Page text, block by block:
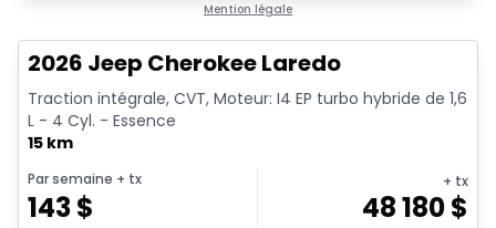
Mention légale
2026 Jeep Cherokee Laredo
Traction intégrale, CVT, Moteur: I4 EP turbo hybride de 1,6
L - 4 Cyl. - Essence
15 km
Par semaine + tx
143$
+ tx
48 180$